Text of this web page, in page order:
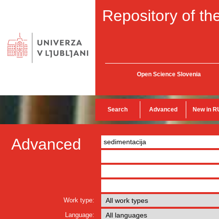
Repository of
Open Science Slovenia
Search Advanced New in
Advanced
Work type:
Language: